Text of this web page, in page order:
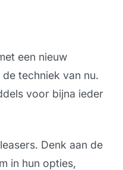
een nieuw
techniek van nu.
voor bijna ieder
Denk aan de
in hun opties,